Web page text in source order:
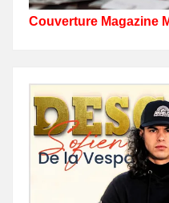
Couverture Magazine